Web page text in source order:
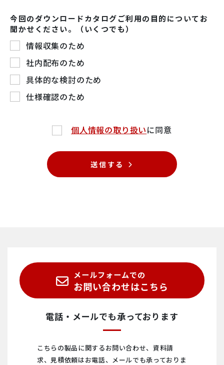
今回のダウンロードカタログご利用の目的についてお
聞かせください。（いくつでも）
情報収集のため
社内配布のため
具体的な検討のため
仕様確認のため
個人情報の取り扱いに同意
送信する
メールフォームでの
お問い合わせはこちら
電話・メールでも承っております
こちらの製品に関するお問い合わせ、資料請
求、見積依頼はお電話、メールでも承っておりま